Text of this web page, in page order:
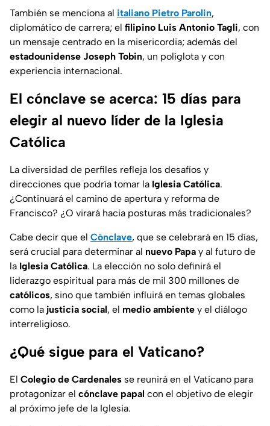
También se menciona al italiano Pietro Parolin,
diplomático de carrera; el filipino Luis Antonio Tagli, con
un mensaje centrado en la misericordia; además del
estadounidense Joseph Tobin, un políglota y con
experiencia internacional.
El cónclave se acerca: 15 días para
elegir al nuevo líder de la Iglesia
Católica
La diversidad de perfiles refleja los desafíos y
direcciones que podría tomar la Iglesia Católica.
¿Continuará el camino de apertura y reforma de
Francisco? ¿O virará hacia posturas más tradicionales?
Cabe decir que el Cónclave, que se celebrará en 15 días,
será crucial para determinar al nuevo Papa y al futuro de
la Iglesia Católica. La elección no solo definirá el
liderazgo espiritual para más de mil 300 millones de
católicos, sino que también influirá en temas globales
como la justicia social, el medio ambiente y el diálogo
interreligioso.
¿Qué sigue para el Vaticano?
El Colegio de Cardenales se reunirá en el Vaticano para
protagonizar el cónclave papal con el objetivo de elegir
al próximo jefe de la Iglesia.